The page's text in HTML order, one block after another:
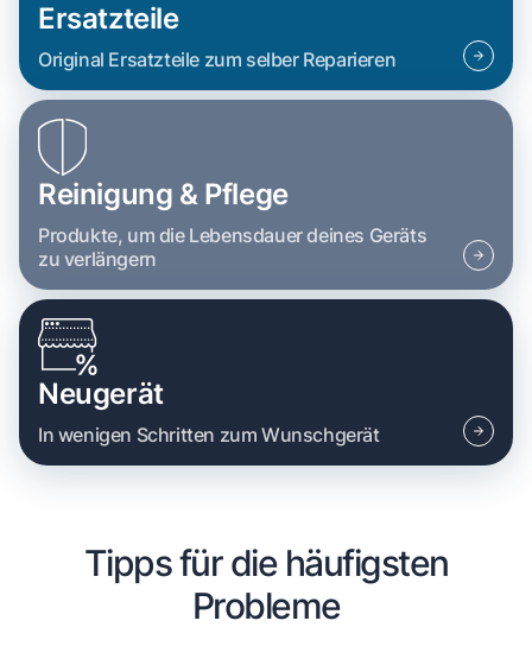
Ersatzteile
Original Ersatzteile zum selber Reparieren
Reinigung & Pflege
Produkte, um die Lebensdauer deines Geräts
zu verlängern
Neugerät
In wenigen Schritten zum Wunschgerät
Tipps für die häufigsten
Probleme